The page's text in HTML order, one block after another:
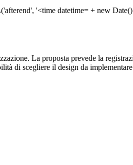
La proposta prevede la
di scegliere il design da